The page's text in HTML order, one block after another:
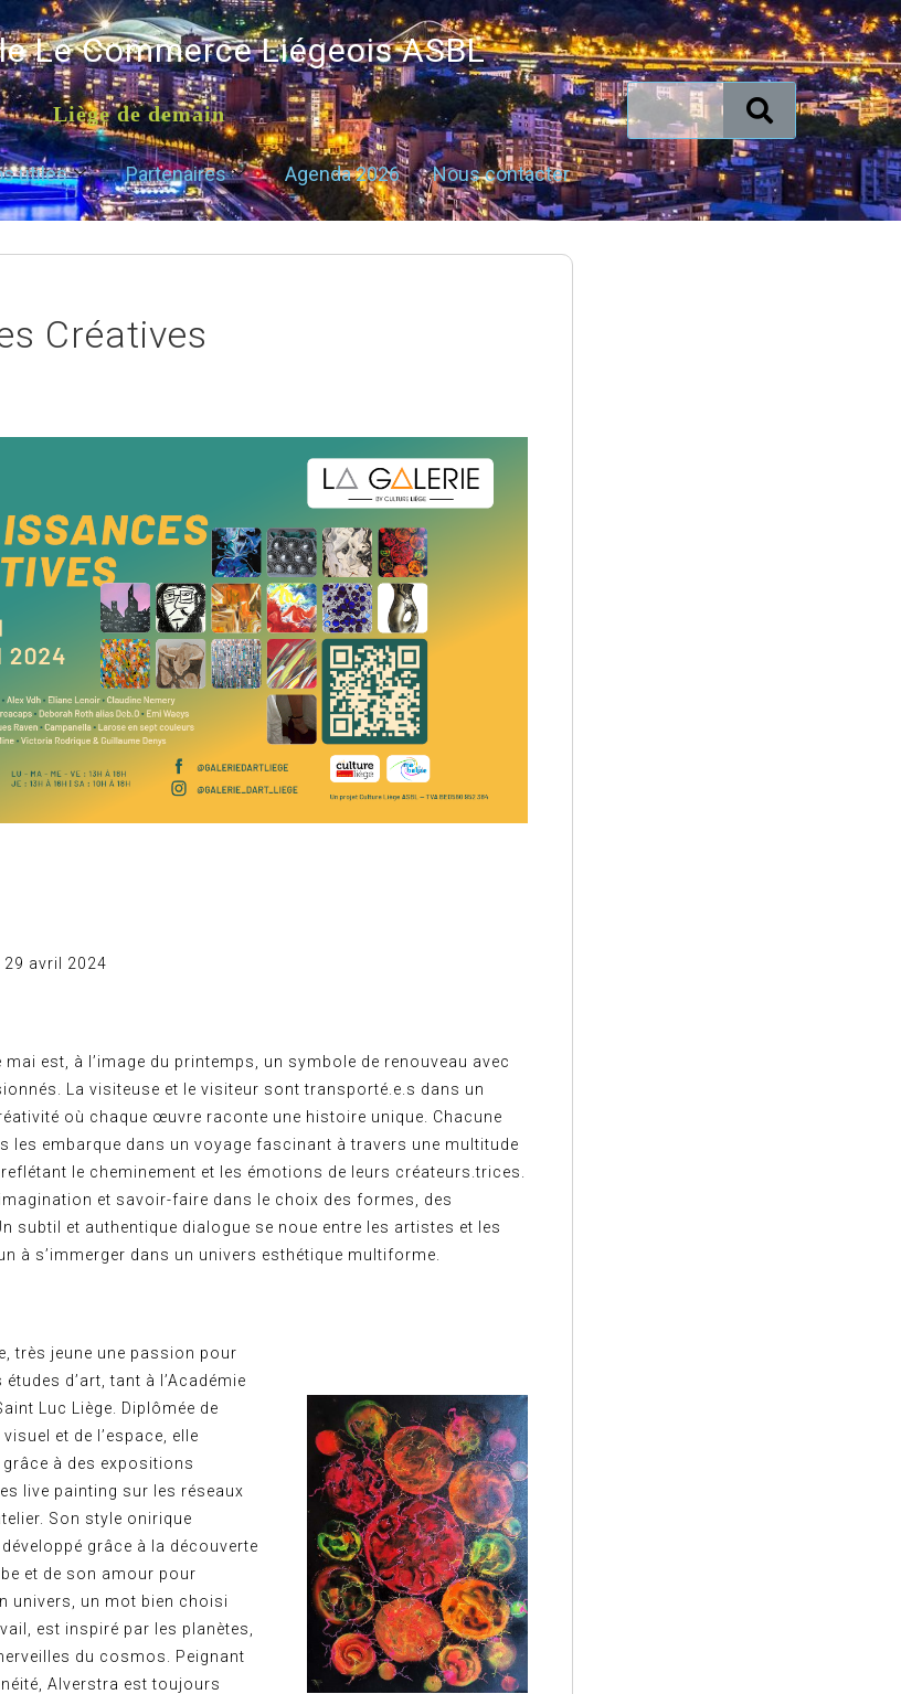
Le Commerce Liégeois ASBL
Liège de demain
utiles Partenaires Agenda 2026 Nous contacter
Créatives
29 avril 2024
mai est, à l’image du printemps, un symbole de renouveau avec
La visiteuse et le visiteur sont transporté.e.s dans un
où chaque œuvre raconte une histoire unique. Chacune
les embarque dans un voyage fascinant à travers une multitude
le cheminement et les émotions de leurs créateurs.trices.
et savoir-faire dans le choix des formes, des
subtil et authentique dialogue se noue entre les artistes et les
à s’immerger dans un univers esthétique multiforme.
très jeune une passion pour
d’art, tant à l’Académie
Luc Liège. Diplômée de
et de l’espace, elle
à des expositions
live painting sur les réseaux
Son style onirique
grâce à la découverte
et de son amour pour
univers, un mot bien choisi
est inspiré par les planètes,
du cosmos. Peignant
Alverstra est toujours